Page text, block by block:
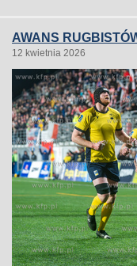
AWANS
12 kwietnia 2026